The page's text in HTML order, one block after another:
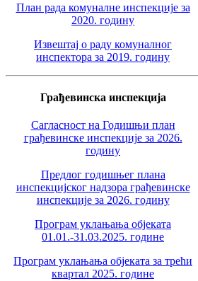
План рада комуналне инспекције за
2020. годину
Извештај о раду комуналног
инспектора за 2019. годину
Грађевинска инспекција
Сагласност на Годишњи план
грађевинске инспекције за 2026.
годину
Предлог годишњег плана
инспекцијског надзора грађевинске
инспекције за 2026. годину
Програм уклањања објеката
01.01.-31.03.2025. године
Програм уклањања објеката за трећи
квартал 2025. године